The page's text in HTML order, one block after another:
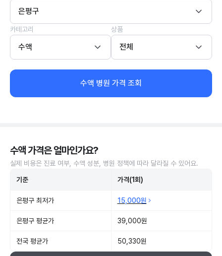
은평구
카테고리
수액
상품
전체
수액 병원 가격 조회
수액 가격은 얼마인가요?
실제 비용은 진료 여부, 수액 성분, 병원 정책에 따라 달라질 수 있어요.
기준 가격(1회)
은평구 최저가 15,000원
은평구 평균가 39,000원
전국 평균가 50,330원